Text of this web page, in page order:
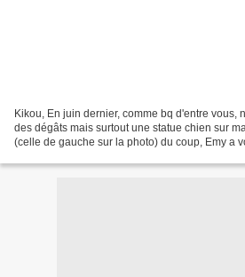
Kikou, En juin dernier, comme bq d'entre vous,
des dégâts mais surtout une statue chien sur
(celle de gauche sur la photo) du coup, Emy a